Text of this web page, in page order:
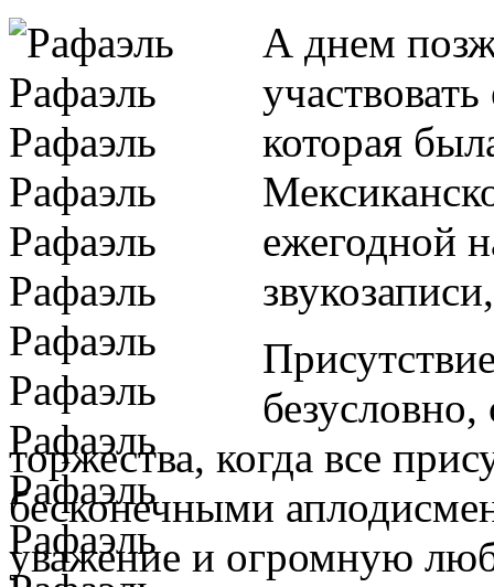
А днем
которая
ежегодной
торжества, когда все
бесконечными
уважение и огромную